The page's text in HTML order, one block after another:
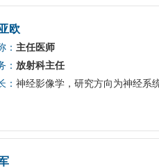
欧
： 主任医师
： 放射科主任
： 神经影像学，研究方向为神经系